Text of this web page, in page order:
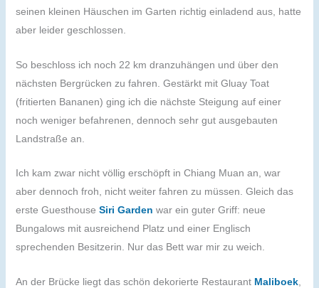
seinen kleinen Häuschen im Garten richtig einladend aus, hatte
aber leider geschlossen.
So beschloss ich noch 22 km dranzuhängen und über den
nächsten Bergrücken zu fahren. Gestärkt mit Gluay Toat
(fritierten Bananen) ging ich die nächste Steigung auf einer
noch weniger befahrenen, dennoch sehr gut ausgebauten
Landstraße an.
Ich kam zwar nicht völlig erschöpft in Chiang Muan an, war
aber dennoch froh, nicht weiter fahren zu müssen. Gleich das
erste Guesthouse Siri Garden war ein guter Griff: neue
Bungalows mit ausreichend Platz und einer Englisch
sprechenden Besitzerin. Nur das Bett war mir zu weich.
An der Brücke liegt das schön dekorierte Restaurant Maliboek,